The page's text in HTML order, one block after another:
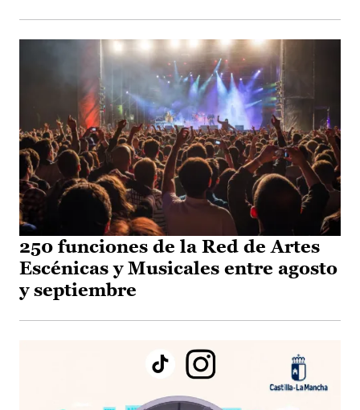
250 funciones de la Red de Artes
Escénicas y Musicales entre agosto
y septiembre